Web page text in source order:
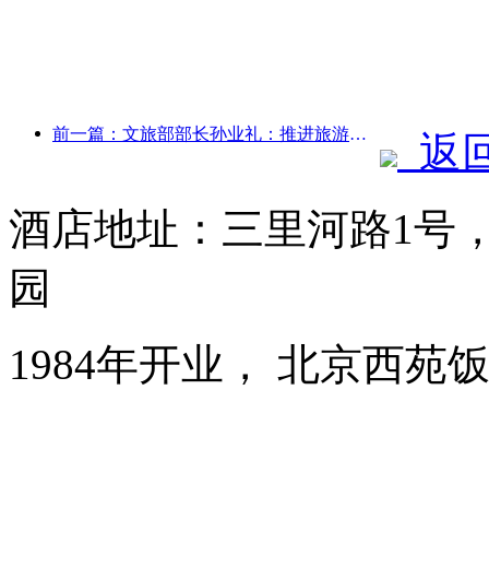
前一篇：文旅部部长孙业礼：推进旅游强国建设，丰富高品质旅游产品供给
返
酒店地址：三里河路1号
园
1984年开业， 北京西